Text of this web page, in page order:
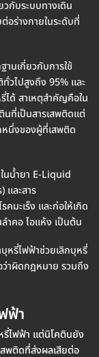
วกับระบบทางเดิน
อร่างกายในระดับที่
านเกี่ยวกับการใช้
วไปสูงถึง 95% และ
ได้ สาเหตุสำคัญคือใน
นที่เป็นสารเสพติดแต่
หนึ่งของผู้ที่เสพติด
นน้ำยา E-Liquid
และสาร
มะเร็ง และก่อให้เกิด
ำคอ ไอแห้ง เป็นต้น
หรี่ไฟฟ้าช่วยเลิกบุหรี่
ว่าผิดกฎหมาย รวมถึง
ฟ้า
รี่ไฟฟ้า แต่นิโคตินยัง
สพติดที่ส่งผลเสียต่อ